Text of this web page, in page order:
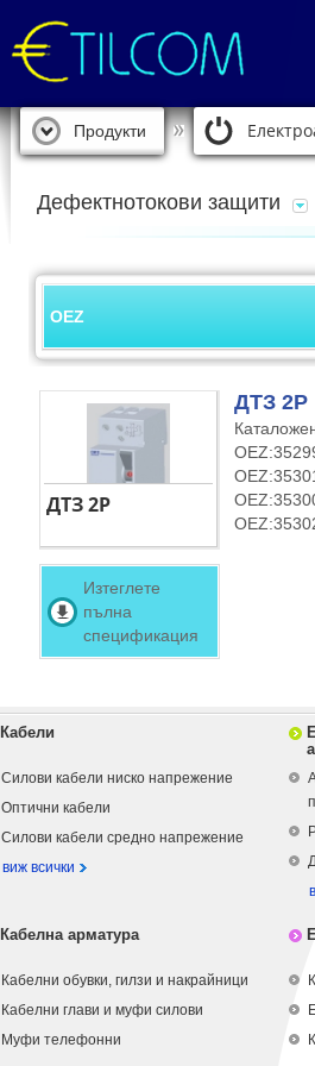
Продукти
Дефектнотокови защити
OEZ
ДТЗ 2P
Изтеглете
пълна
спецификация
ДТЗ 2P
Кабели
Силови кабели ниско напрежение
Оптични кабели
Силови кабели средно напрежение
виж всички
Кабелна арматура
Кабелни обувки, гилзи и накрайници
Кабелни глави и муфи силови
Муфи телефонни